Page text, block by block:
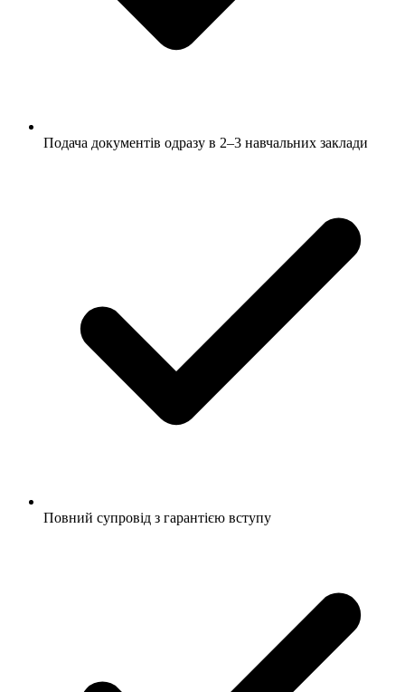
Подача документів одразу в 2–3 навчальних заклади
Повний супровід з гарантією вступу